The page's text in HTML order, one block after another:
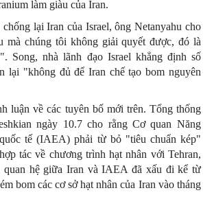
làm giàu của Iran.
lại Iran của Israel, ông Netanyahu cho
mà chúng tôi không giải quyết được, đó là
Song, nhà lãnh đạo Israel khẳng định số
lại "không đủ để Iran chế tạo bom nguyên
luận về các tuyên bố mới trên. Tổng thống
ngày 10.7 cho rằng Cơ quan Năng
tế (IAEA) phải từ bỏ "tiêu chuẩn kép"
tác về chương trình hạt nhân với Tehran,
quan hệ giữa Iran và IAEA đã xấu đi kể từ
bom các cơ sở hạt nhân của Iran vào tháng